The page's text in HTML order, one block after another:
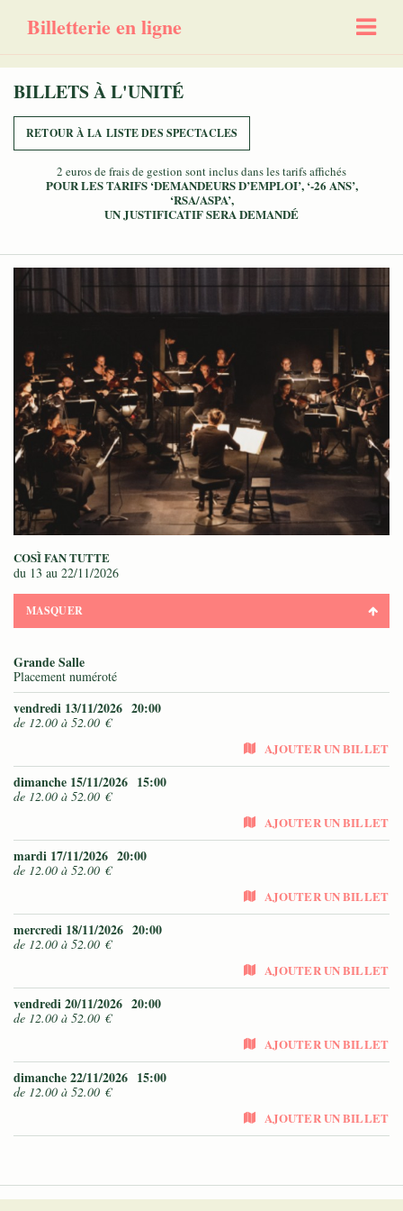
Billetterie en ligne
BILLETS À L'UNITÉ
RETOUR À LA LISTE DES SPECTACLES
2 euros de frais de gestion sont inclus dans les tarifs affichés
POUR LES TARIFS ‘DEMANDEURS D’EMPLOI’, ‘-26 ANS’,
‘RSA/ASPA’,
UN JUSTIFICATIF SERA DEMANDÉ
COSÌ FAN TUTTE
du 13 au 22/11/2026
MASQUER
Grande Salle
Placement numéroté
vendredi 13/11/2026 20:00
de 12.00 à 52.00 €
AJOUTER UN BILLET
dimanche 15/11/2026 15:00
de 12.00 à 52.00 €
AJOUTER UN BILLET
mardi 17/11/2026 20:00
de 12.00 à 52.00 €
AJOUTER UN BILLET
mercredi 18/11/2026 20:00
de 12.00 à 52.00 €
AJOUTER UN BILLET
vendredi 20/11/2026 20:00
de 12.00 à 52.00 €
AJOUTER UN BILLET
dimanche 22/11/2026 15:00
de 12.00 à 52.00 €
AJOUTER UN BILLET